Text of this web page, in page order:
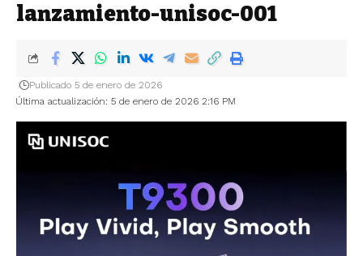
lanzamiento-unisoc-001
Última actualización: 5 de enero de 2026 2:16 PM
Publicado 5 de enero de 2026